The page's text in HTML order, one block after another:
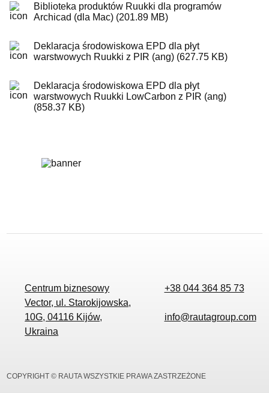
Biblioteka produktów Ruukki dla programów
Archicad (dla Mac) (201.89 MB)
Deklaracja środowiskowa EPD dla płyt
warstwowych Ruukki z PIR (ang) (627.75 KB)
Deklaracja środowiskowa EPD dla płyt
warstwowych Ruukki LowCarbon z PIR (ang)
(858.37 KB)
Centrum biznesowy
Vector, ul. Starokijowska,
10G, 04116 Kijów,
Ukraina
+38 044 364 85 73
info@rautagroup.com
COPYRIGHT © RAUTA WSZYSTKIE PRAWA ZASTRZEŻONE